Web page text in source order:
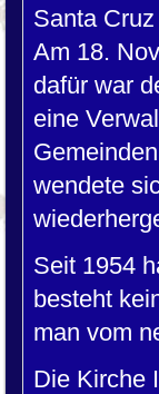
Santa
Am 18.
dafür war
eine
wendete
Seit 1954
besteht
man vom
Die Kirche